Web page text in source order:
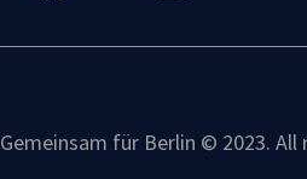
Gemeinsam für Berlin © 2023. All